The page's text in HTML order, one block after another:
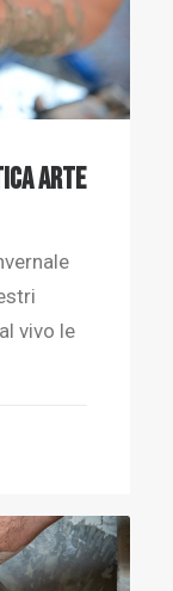
arte
vivo le